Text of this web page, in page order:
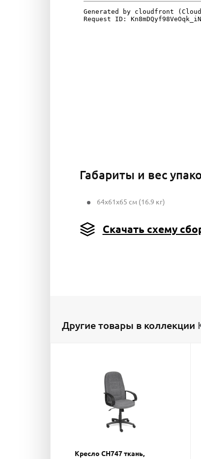
Габариты и вес
64x61x65 см (16.9 кг)
Скачать схему
Другие товары в коллекции
Кресло СН747 ткань,